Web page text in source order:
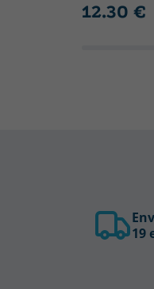
12.30 €
19